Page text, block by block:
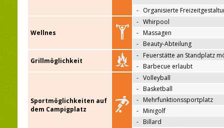
- Organisierte
Wellnes
- Whirpool
- Massagen
- Beauty-Abteilung
Grillmöglichkeit
- Feuerstätte an Standplatz
- Barbecue erlaubt
Sportmöglichkeiten auf
dem Campigplatz
- Volleyball
- Basketball
- Mehrfunktionssportplatz
- Minigolf
- Billard